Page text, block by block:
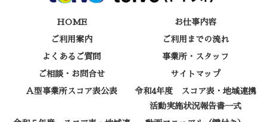
HOME お仕事内容
ご利用案内 ご利用までの流れ
よくあるご質問 事業所・スタッフ
ご相談・お問合せ サイトマップ
Ａ型事業所スコア表公表
令和4年度 スコア表・地域連携
活動実施状況報告書一式